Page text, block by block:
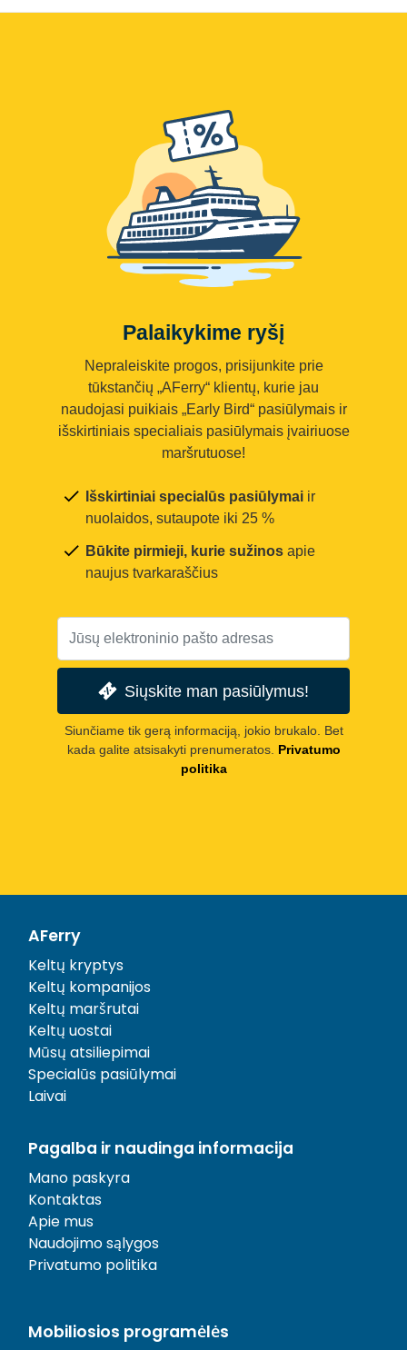
Palaikykime ryšį
Nepraleiskite progos, prisijunkite prie
tūkstančių „AFerry“ klientų, kurie jau
naudojasi puikiais „Early Bird“ pasiūlymais ir
išskirtiniais specialiais pasiūlymais įvairiuose
maršrutuose!
Išskirtiniai specialūs pasiūlymai ir
nuolaidos, sutaupote iki 25 %
Būkite pirmieji, kurie sužinos apie
naujus tvarkaraščius
Siųskite man pasiūlymus!
Siunčiame tik gerą informaciją, jokio brukalo. Bet
kada galite atsisakyti prenumeratos. Privatumo
politika
AFerry
Keltų kryptys
Keltų kompanijos
Keltų maršrutai
Keltų uostai
Mūsų atsiliepimai
Specialūs pasiūlymai
Laivai
Pagalba ir naudinga informacija
Mano paskyra
Kontaktas
Apie mus
Naudojimo sąlygos
Privatumo politika
Mobiliosios programėlės